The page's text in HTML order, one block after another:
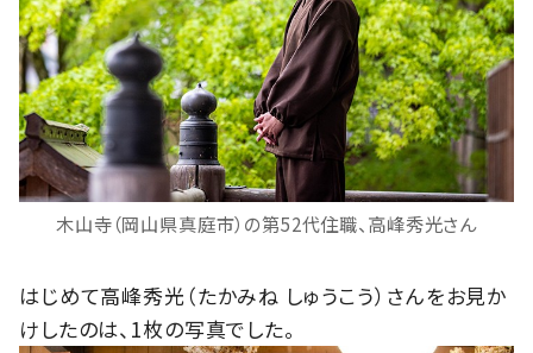
木山寺（岡山県真庭市）の第52代住職、高峰秀光さん
はじめて高峰秀光（たかみね しゅうこう）さんをお見か
けしたのは、1枚の写真でした。